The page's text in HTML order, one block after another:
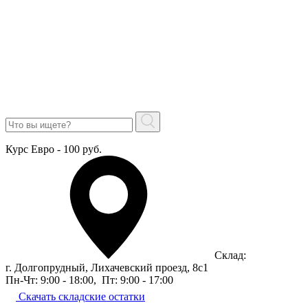
Курс Евро - 100 руб.
Склад:
г. Долгопрудный, Лихачевский проезд, 8c1
Пн-Чт: 9:00 - 18:00, Пт: 9:00 - 17:00
Скачать складские остатки